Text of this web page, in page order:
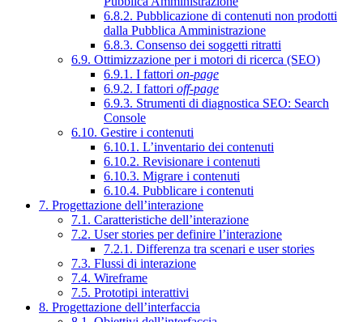
6.8.2. Pubblicazione di contenuti non prodotti
dalla Pubblica Amministrazione
6.8.3. Consenso dei soggetti ritratti
6.9. Ottimizzazione per i motori di ricerca (SEO)
6.9.1. I fattori on-page
6.9.2. I fattori off-page
6.9.3. Strumenti di diagnostica SEO: Search
Console
6.10. Gestire i contenuti
6.10.1. L’inventario dei contenuti
6.10.2. Revisionare i contenuti
6.10.3. Migrare i contenuti
6.10.4. Pubblicare i contenuti
7. Progettazione dell’interazione
7.1. Caratteristiche dell’interazione
7.2. User stories per definire l’interazione
7.2.1. Differenza tra scenari e user stories
7.3. Flussi di interazione
7.4. Wireframe
7.5. Prototipi interattivi
8. Progettazione dell’interfaccia